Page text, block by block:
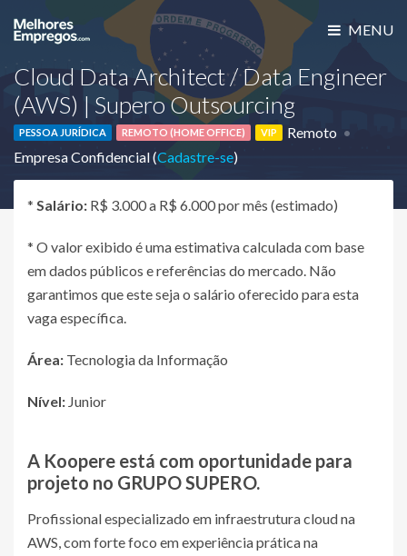
MENU
Cloud Data Architect / Data Engineer
(AWS) | Supero Outsourcing
PESSOA JURÍDICA REMOTO (HOME OFFICE) VIP
Remoto
Empresa Confidencial (Cadastre-se)
* Salário: R$ 3.000 a R$ 6.000 por mês (estimado)
* O valor exibido é uma estimativa calculada com base
em dados públicos e referências do mercado. Não
garantimos que este seja o salário oferecido para esta
vaga específica.
Área: Tecnologia da Informação
Nível: Junior
A Koopere está com oportunidade para
projeto no GRUPO SUPERO.
Profissional especializado em infraestrutura cloud na
AWS, com forte foco em experiência prática na